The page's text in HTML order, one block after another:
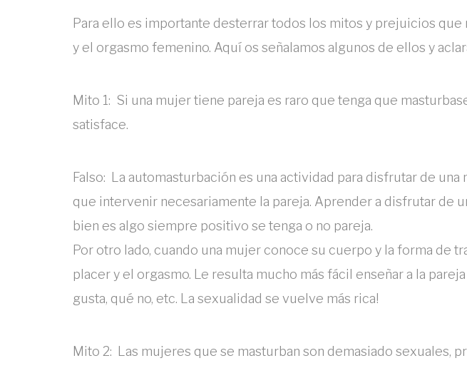
Para ello es importante desterrar todos los mitos y prejuicios que
y el orgasmo femenino. Aquí os señalamos algunos de ellos y
Mito 1: Si una mujer tiene pareja es raro que tenga que
satisface.
Falso: La automasturbación es una actividad para disfrutar de una
que intervenir necesariamente la pareja. Aprender a disfrutar de
bien es algo siempre positivo se tenga o no pareja.
Por otro lado, cuando una mujer conoce su cuerpo y la forma de
placer y el orgasmo. Le resulta mucho más fácil enseñar a la
gusta, qué no, etc. La sexualidad se vuelve más rica!
Mito 2: Las mujeres que se masturban son demasiado sexuales,